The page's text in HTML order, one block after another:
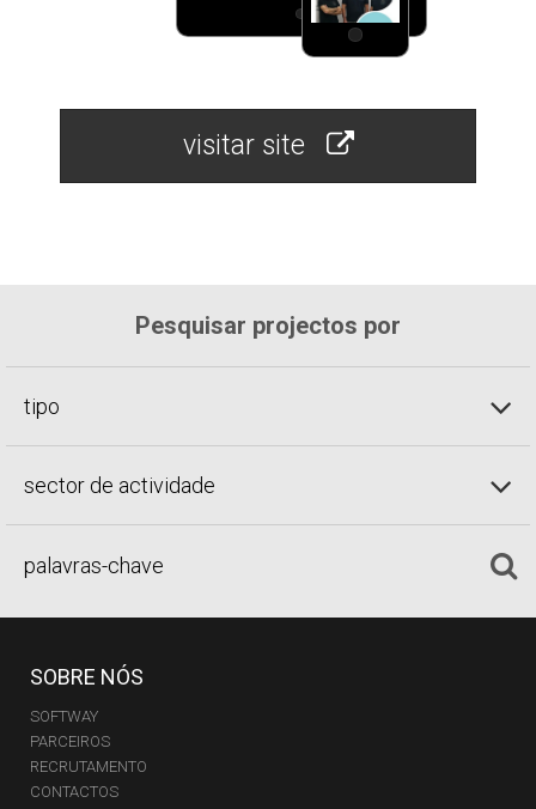
visitar site
Pesquisar projectos por
tipo
sector de actividade
SOBRE NÓS
SOFTWAY
PARCEIROS
RECRUTAMENTO
CONTACTOS